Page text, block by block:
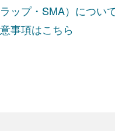
ップ・SMA）につい
事項はこちら